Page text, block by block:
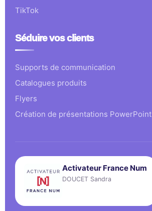
TikTok
Séduire vos clients
Supports de communication
Catalogues produits
Flyers
Création de présentations PowerPoint
Activateur France Num
DOUCET Sandra